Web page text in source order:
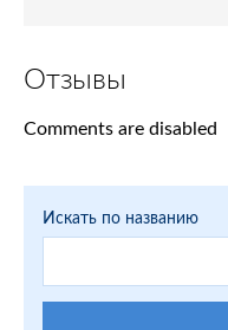
Отзывы
Comments are disabled
Искать по названию